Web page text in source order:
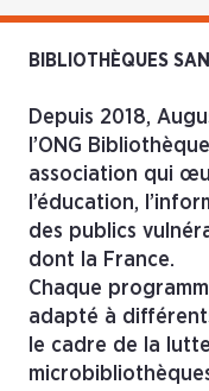
BIBLIOTHÈQUES
Depuis 2018,
l’ONG
association qui
l’éducation,
des publics
dont la France.
Chaque
adapté à
le cadre de la